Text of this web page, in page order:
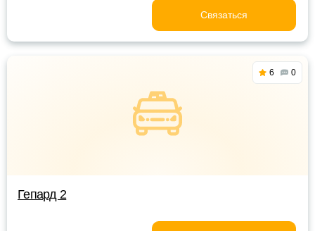
Связаться
6 0
Гепард 2